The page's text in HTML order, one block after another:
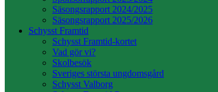
Säsongsrapport 2024/2025
Säsongsrapport 2025/2026
Schysst Framtid
Schysst Framtid-kortet
Vad gör vi?
Skolbesök
Sveriges största ungdomsgård
Schysst Valborg